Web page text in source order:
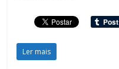
Ler mais